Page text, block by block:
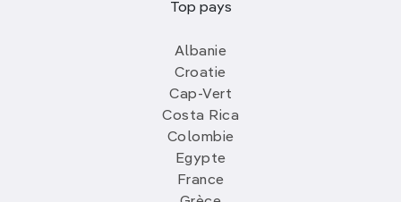
Top pays
Albanie
Croatie
Cap-Vert
Costa Rica
Colombie
Egypte
France